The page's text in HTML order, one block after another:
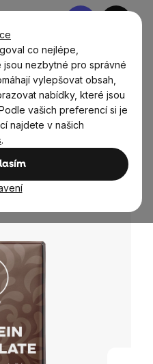
co nejlépe,
nezbytné pro správné
vylepšovat obsah,
nabídky, které jsou
vašich preferencí si je
najdete v našich
.
Nákupní
a slané krekry Čokolády
čokoláda, hořká,
s 96 % kakaové hmoty a